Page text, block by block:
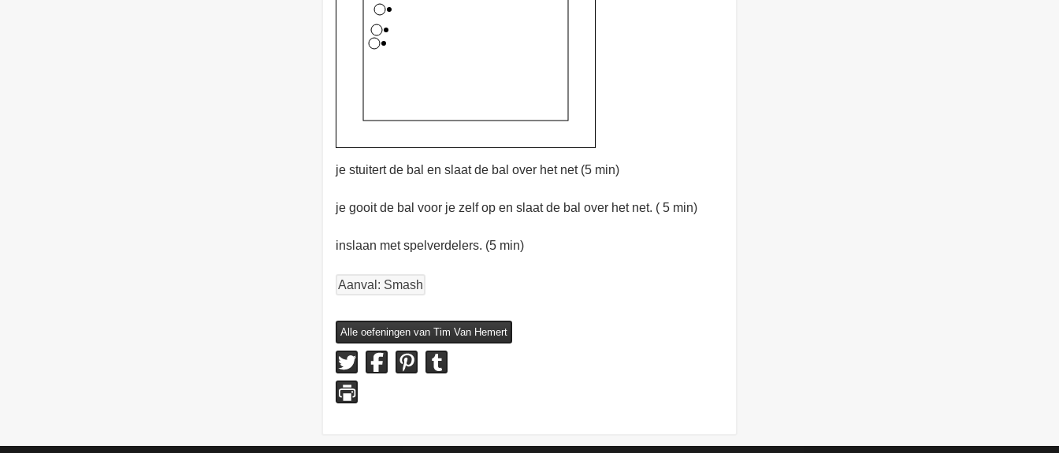
je stuitert de bal en slaat de bal over het net (5 min)
je gooit de bal voor je zelf op en slaat de bal over het net. ( 5 min)
inslaan met spelverdelers. (5 min)
Aanval: Smash
Alle oefeningen van Tim Van Hemert